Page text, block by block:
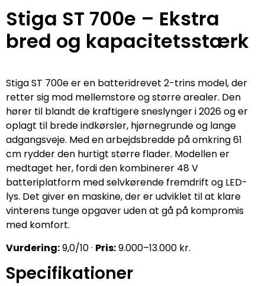
Stiga ST 700e – Ekstra
bred og kapacitetsstærk
Stiga ST 700e er en batteridrevet 2-trins model, der
retter sig mod mellemstore og større arealer. Den
hører til blandt de kraftigere sneslynger i 2026 og er
oplagt til brede indkørsler, hjørnegrunde og lange
adgangsveje. Med en arbejdsbredde på omkring 61
cm rydder den hurtigt større flader. Modellen er
medtaget her, fordi den kombinerer 48 V
batteriplatform med selvkørende fremdrift og LED-
lys. Det giver en maskine, der er udviklet til at klare
vinterens tunge opgaver uden at gå på kompromis
med komfort.
Vurdering:9,0/10 · Pris:9.000–13.000 kr.
Specifikationer